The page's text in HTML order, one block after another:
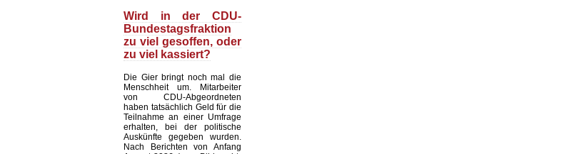
Wird in der CDU-
Bundestagsfraktion
zu viel gesoffen, oder
zu viel kassiert?
Die Gier bringt noch mal die
Menschheit um. Mitarbeiter
von CDU-Abgeordneten
haben tatsächlich Geld für die
Teilnahme an einer Umfrage
erhalten, bei der politische
Auskünfte gegeben wurden.
Nach Berichten von Anfang